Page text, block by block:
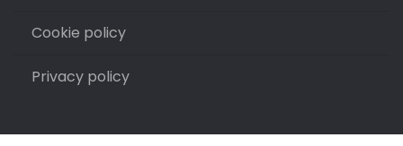
Cookie policy
Privacy policy